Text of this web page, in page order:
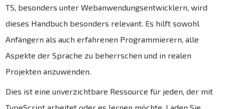
TS, besonders unter Webanwendungsentwicklern, wird
dieses Handbuch besonders relevant. Es hilft sowohl
Anfängern als auch erfahrenen Programmierern, alle
Aspekte der Sprache zu beherrschen und in realen
Projekten anzuwenden.
Dies ist eine unverzichtbare Ressource für jeden, der mit